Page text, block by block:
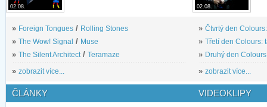
02.08.
» Foreign Tongues / Rolling Stones
» The Wow! Signal / Muse
» The Silent Architect / Teramaze
» zobrazit více...
02.08.
» Čtvrtý den
» Třetí den Colours:
» Druhý den
» zobrazit více...
ČLÁNKY VIDEOKLIPY